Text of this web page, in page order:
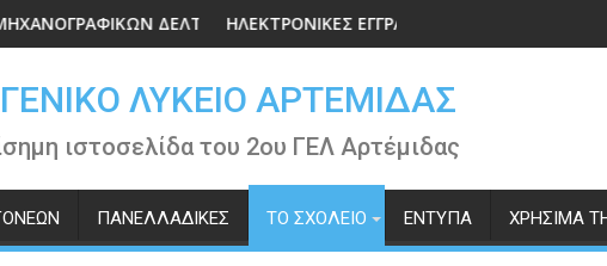
ΔΕΛΤΙΩΝ 2026ΗΛΕΚΤΡΟΝΙΚΕΣ ΕΓΓΡΑΦΕΣ-ΑΝΑΝΕΩΣΕΙΣ ΕΓΓΡΑΦΩΝ-
ΛΥΚΕΙΟ ΑΡΤΕΜΙΔΑΣ
ιστοσελίδα του 2ου ΓΕΛ Αρτέμιδας
ΠΑΝΕΛΛΑΔΙΚΈΣ ΤΟ ΣΧΟΛΕΊΟ ΈΝΤΥΠΑ ΧΡΉΣΙΜΑ